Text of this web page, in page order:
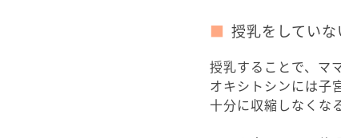
授乳をしていな
授乳することで、マ
オキシトシンには子
十分に収縮しなくな